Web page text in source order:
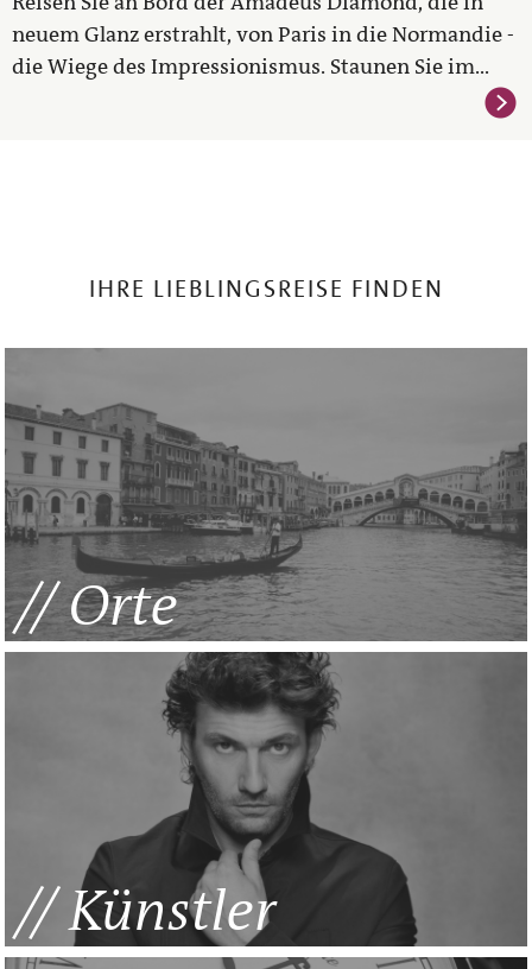
neuem Glanz erstrahlt, von Paris in die Normandie -
die Wiege des Impressionismus. Staunen Sie im...
IHRE LIEBLINGSREISE FINDEN
Orte
Künstler